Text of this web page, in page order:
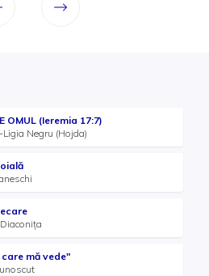
OMUL (Ieremia 17:7)
Negru (Hojda)
care mă vede"